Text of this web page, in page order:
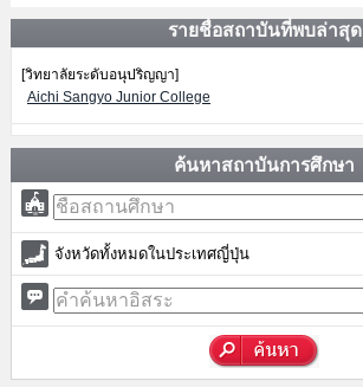
รายชื่อสถาบันที่พบล่าสุด
[วิทยาลัยระดับอนุปริญญา]
Aichi Sangyo Junior College
ค้นหาสถาบันการศึกษา
จังหวัดทั้งหมดในประเทศญี่ปุ่น